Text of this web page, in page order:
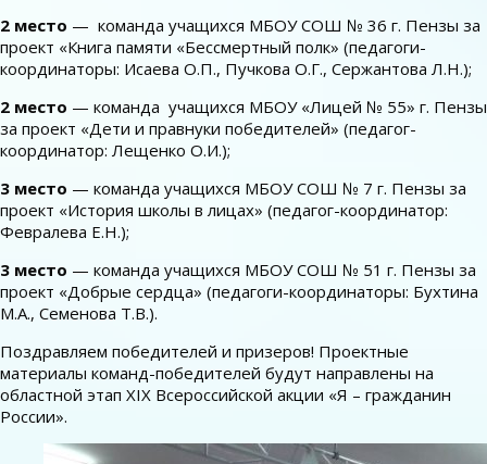
2 место — команда учащихся МБОУ СОШ № 36 г. Пензы за
проект «Книга памяти «Бессмертный полк» (педагоги-
координаторы: Исаева О.П., Пучкова О.Г., Сержантова Л.Н.);
2 место — команда учащихся МБОУ «Лицей № 55» г. Пензы
за проект «Дети и правнуки победителей» (педагог-
координатор: Лещенко О.И.);
3 место — команда учащихся МБОУ СОШ № 7 г. Пензы за
проект «История школы в лицах» (педагог-координатор:
Февралева Е.Н.);
3 место — команда учащихся МБОУ СОШ № 51 г. Пензы за
проект «Добрые сердца» (педагоги-координаторы: Бухтина
М.А., Семенова Т.В.).
Поздравляем победителей и призеров! Проектные
материалы команд-победителей будут направлены на
областной этап XIX Всероссийской акции «Я – гражданин
России».